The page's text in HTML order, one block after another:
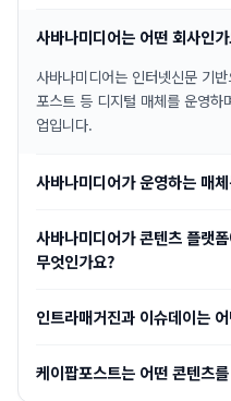
사바나미디어는 어떤 회사인
사바나미디어는 인터넷신문 기
포스트 등 디지털 매체를 운영하
업입니다.
사바나미디어가 운영하는 매
사바나미디어가 콘텐츠 플랫
무엇인가요?
인트라매거진과 이슈데이는
케이팝포스트는 어떤 콘텐츠